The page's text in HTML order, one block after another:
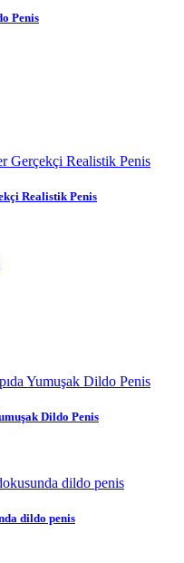
Penis
Realistik Penis
Dildo Penis
dildo penis